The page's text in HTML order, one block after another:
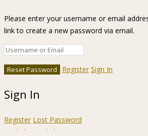
Please enter your username or email
link to create a new password via email.
Register Sign In
Sign In
Register Lost Password
Ir a la barra de herramientas